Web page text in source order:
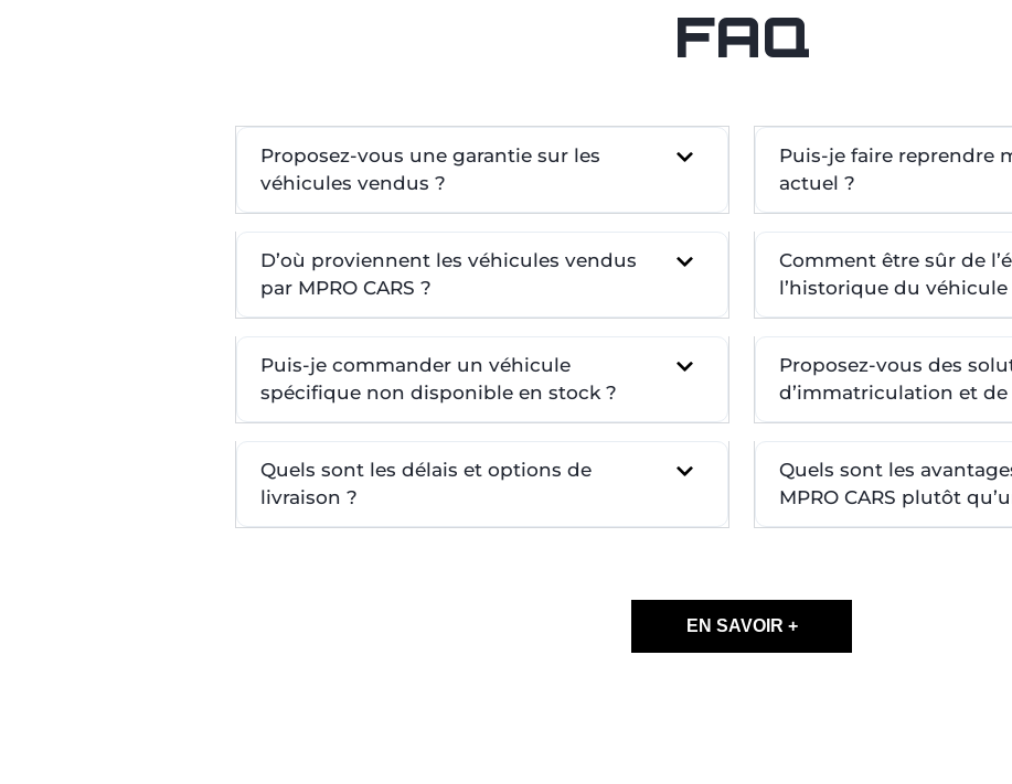
FAQ
Proposez-vous une garantie sur les
véhicules vendus ?
D’où proviennent les véhicules vendus
par MPRO CARS ?
Puis-je commander un véhicule
spécifique non disponible en stock ?
Quels sont les délais et options de
livraison ?
Puis-je faire reprendre
actuel ?
Comment être sûr de
l’historique du véhicule
Proposez-vous des
d’immatriculation et de
Quels sont les
MPRO CARS plutôt
EN SAVOIR +